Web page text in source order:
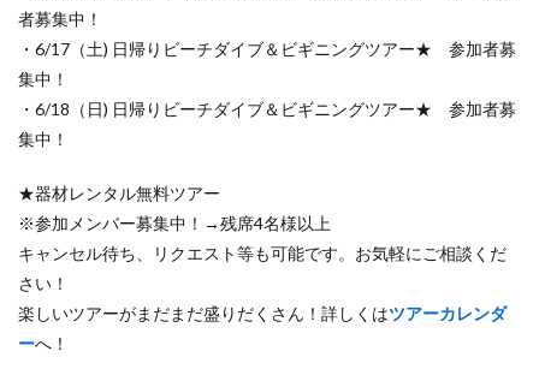
者募集中！
・6/17（土) 日帰りビーチダイブ＆ビギニングツアー★ 参加者募
集中！
・6/18（日) 日帰りビーチダイブ＆ビギニングツアー★ 参加者募
集中！
★器材レンタル無料ツアー
※参加メンバー募集中！→残席4名様以上
キャンセル待ち、リクエスト等も可能です。お気軽にご相談くだ
さい！
楽しいツアーがまだまだ盛りだくさん！詳しくはツアーカレンダ
ーへ！